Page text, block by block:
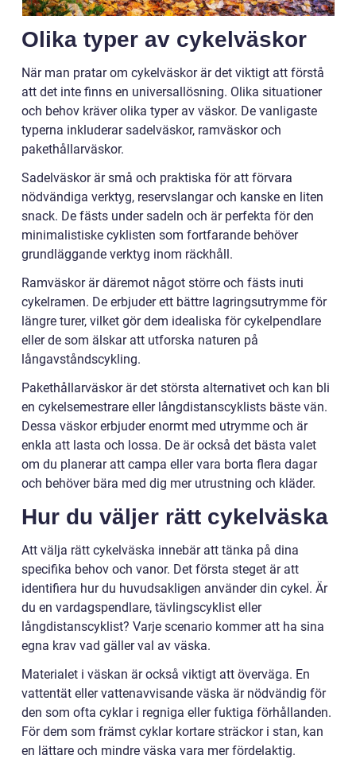
Olika typer av cykelväskor
När man pratar om cykelväskor är det viktigt att förstå
att det inte finns en universallösning. Olika situationer
och behov kräver olika typer av väskor. De vanligaste
typerna inkluderar sadelväskor, ramväskor och
pakethållarväskor.
Sadelväskor är små och praktiska för att förvara
nödvändiga verktyg, reservslangar och kanske en liten
snack. De fästs under sadeln och är perfekta för den
minimalistiske cyklisten som fortfarande behöver
grundläggande verktyg inom räckhåll.
Ramväskor är däremot något större och fästs inuti
cykelramen. De erbjuder ett bättre lagringsutrymme för
längre turer, vilket gör dem idealiska för cykelpendlare
eller de som älskar att utforska naturen på
långavståndscykling.
Pakethållarväskor är det största alternativet och kan bli
en cykelsemestrare eller långdistanscyklists bäste vän.
Dessa väskor erbjuder enormt med utrymme och är
enkla att lasta och lossa. De är också det bästa valet
om du planerar att campa eller vara borta flera dagar
och behöver bära med dig mer utrustning och kläder.
Hur du väljer rätt cykelväska
Att välja rätt cykelväska innebär att tänka på dina
specifika behov och vanor. Det första steget är att
identifiera hur du huvudsakligen använder din cykel. Är
du en vardagspendlare, tävlingscyklist eller
långdistanscyklist? Varje scenario kommer att ha sina
egna krav vad gäller val av väska.
Materialet i väskan är också viktigt att överväga. En
vattentät eller vattenavvisande väska är nödvändig för
den som ofta cyklar i regniga eller fuktiga förhållanden.
För dem som främst cyklar kortare sträckor i stan, kan
en lättare och mindre väska vara mer fördelaktig.